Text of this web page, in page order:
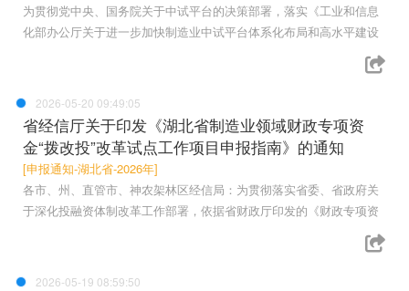
为贯彻党中央、国务院关于中试平台的决策部署，落实《工业和信息
化部办公厅关于进一步加快制造业中试平台体系化布局和高水平建设
2026-05-20 09:49:05
省经信厅关于印发《湖北省制造业领域财政专项资
金“拨改投”改革试点工作项目申报指南》的通知
[申报通知-湖北省-2026年]
各市、州、直管市、神农架林区经信局：为贯彻落实省委、省政府关
于深化投融资体制改革工作部署，依据省财政厅印发的《财政专项资
2026-05-19 08:59:50